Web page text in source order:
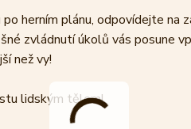
herním plánu, odpovídejte na
zvládnutí úkolů vás posune
než vy!
lidským tělem!